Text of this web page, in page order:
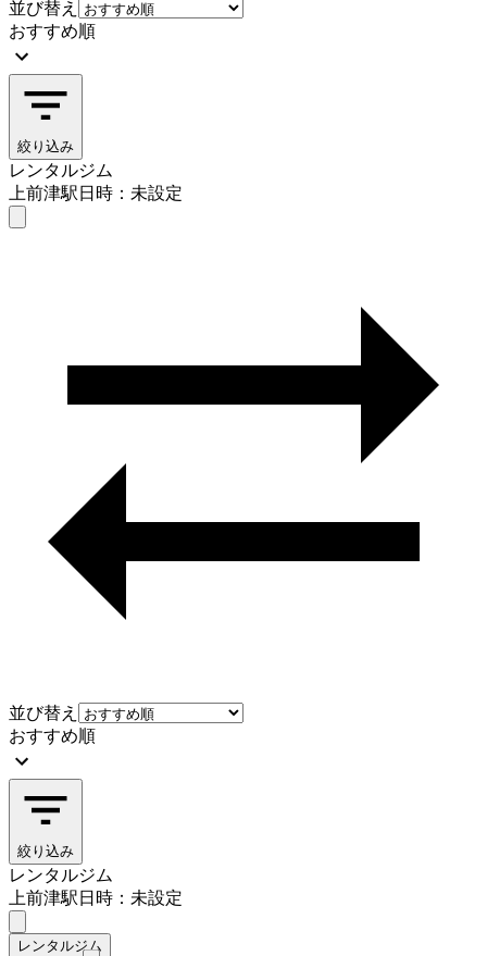
並び替え
おすすめ順
絞り込み
レンタルジム
上前津駅日時：未設定
並び替え
おすすめ順
絞り込み
レンタルジム
上前津駅日時：未設定
レンタルジム